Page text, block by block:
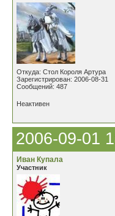
Откуда: Стол Короля Артура
Зарегистрирован: 2006-08-31
Сообщений: 487
Неактивен
2006-09-01
Иван Купала
Участник